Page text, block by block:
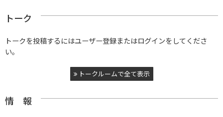
トーク
トークを投稿するにはユーザー登録またはログインをしてくださ
い。
トークルームで全て表示
情 報